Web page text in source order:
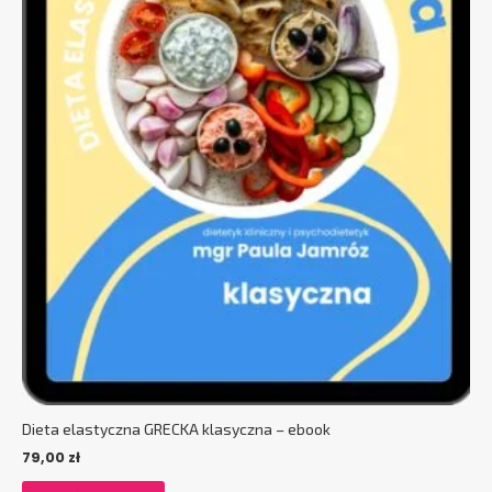
Dieta elastyczna GRECKA klasyczna – ebook
79,00 zł
produktu